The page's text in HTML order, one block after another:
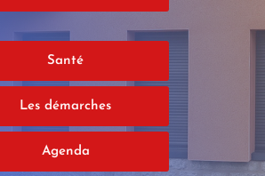
Santé
Les démarches
Agenda